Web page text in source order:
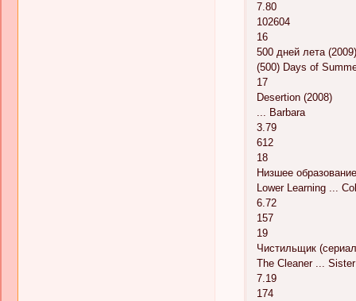
7.80
102604
16
500 дней лета
(500) Days of
17
Desertion (2008)
... Barbara
3.79
612
18
Низшее
Lower Learning ...
6.72
157
19
Чистильщик
The Cleaner ...
7.19
174